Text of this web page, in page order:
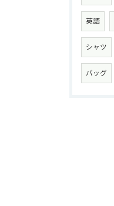
英語
シャツ
バッグ